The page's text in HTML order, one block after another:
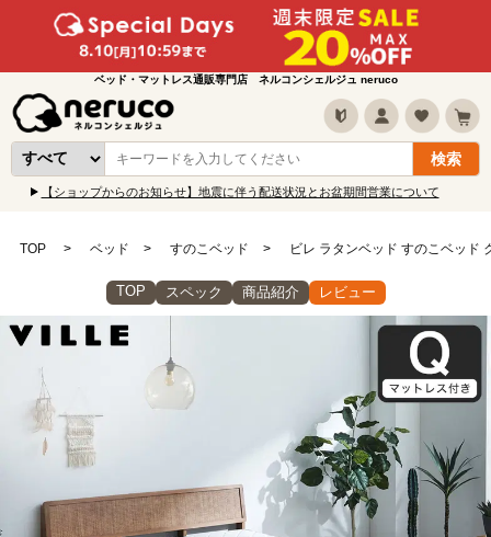
ベッド・マットレス通販専門店 ネルコンシェルジュ neruco
【ショップからのお知らせ】地震に伴う配送状況とお盆期間営業について
TOP ベッド すのこベッド ビレ ラタンベッド すのこベッド
TOP スペック 商品紹介 レビュー